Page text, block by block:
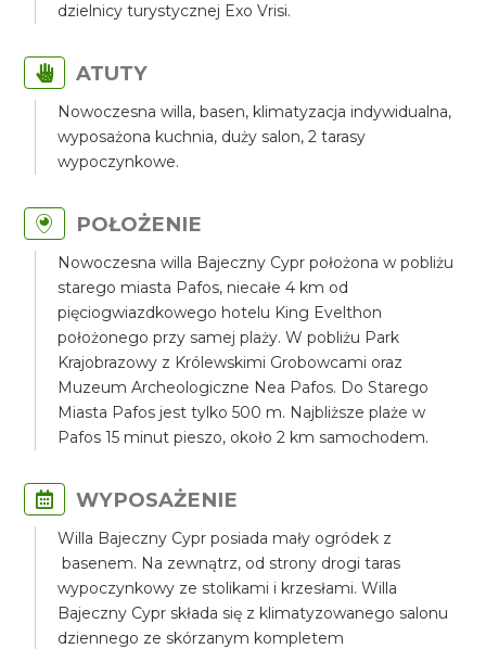
dzielnicy turystycznej Exo Vrisi.
ATUTY
Nowoczesna willa, basen, klimatyzacja indywidualna,
wyposażona kuchnia, duży salon, 2 tarasy
wypoczynkowe.
POŁOŻENIE
Nowoczesna willa Bajeczny Cypr położona w pobliżu
starego miasta Pafos, niecałe 4 km od
pięciogwiazdkowego hotelu King Evelthon
położonego przy samej plaży. W pobliżu Park
Krajobrazowy z Królewskimi Grobowcami oraz
Muzeum Archeologiczne Nea Pafos. Do Starego
Miasta Pafos jest tylko 500 m. Najbliższe plaże w
Pafos 15 minut pieszo, około 2 km samochodem.
WYPOSAŻENIE
Willa Bajeczny Cypr posiada mały ogródek z
basenem. Na zewnątrz, od strony drogi taras
wypoczynkowy ze stolikami i krzesłami. Willa
Bajeczny Cypr składa się z klimatyzowanego salonu
dziennego ze skórzanym kompletem